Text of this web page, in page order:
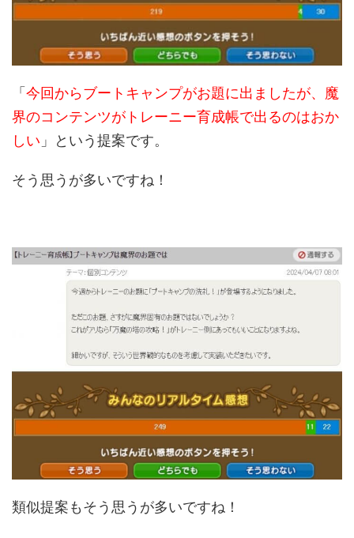
「 今回からブートキャンプがお題に出ましたが、魔
界のコンテンツがトレーニー育成帳で出るのはおか
しい 」という提案です。
そう思うが多いですね！
類似提案もそう思うが多いですね！